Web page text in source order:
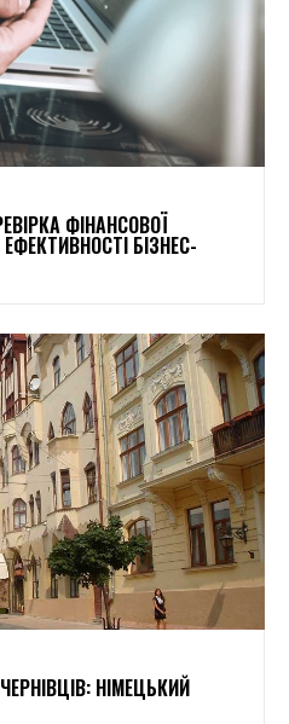
ФІНАНСОВОЇ
БІЗНЕС-
НІМЕЦЬКИЙ